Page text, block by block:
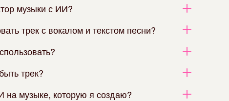
музыки с ИИ?
трек с вокалом и текстом песни?
трек?
на музыке, которую я создаю?